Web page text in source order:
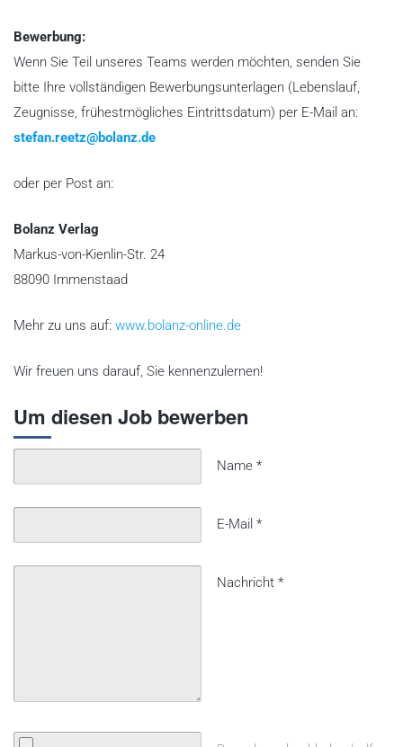
Bewerbung:
Wenn Sie Teil unseres Teams werden möchten, senden Sie
bitte Ihre vollständigen Bewerbungsunterlagen (Lebenslauf,
Zeugnisse, frühestmögliches Eintrittsdatum) per E-Mail an:
stefan.reetz@bolanz.de
oder per Post an:
Bolanz Verlag
Markus-von-Kienlin-Str. 24
88090 Immenstaad
Mehr zu uns auf: www.bolanz-online.de
Wir freuen uns darauf, Sie kennenzulernen!
Um diesen Job bewerben
Name *
E-Mail *
Nachricht *